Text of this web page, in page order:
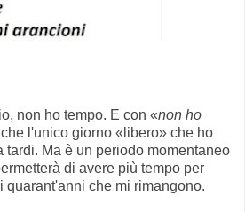
non ho tempo. E con «non ho
l'unico giorno «libero» che ho
tardi. Ma è un periodo momentaneo
di avere più tempo per
quarant'anni che mi rimangono.